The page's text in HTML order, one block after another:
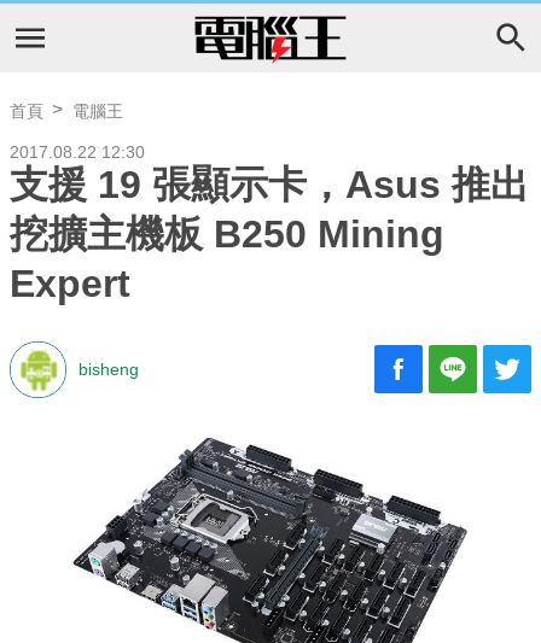
首頁 電腦王
2017.08.22 12:30
支援 19 張顯示卡，Asus 推出
挖擴主機板 B250 Mining
Expert
bisheng